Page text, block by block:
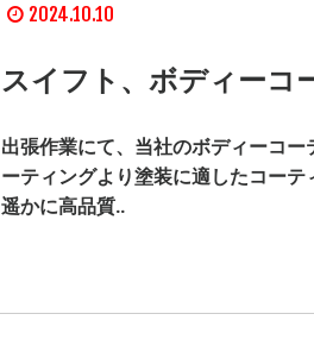
2024.10.10
スイフト、ボディーコ
出張作業にて、当社のボディーコー
ーティングより塗装に適したコー
遥かに高品質..